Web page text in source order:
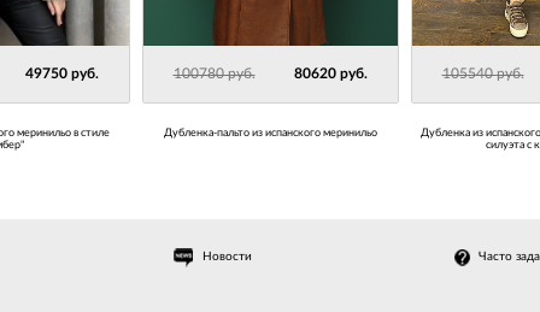
49750 руб.
меринильо в стиле
100780 руб. 80620 руб.
Дубленка-пальто из испанского меринильо
105540 руб.
Дубленка из
силуэта с
Новости Часто